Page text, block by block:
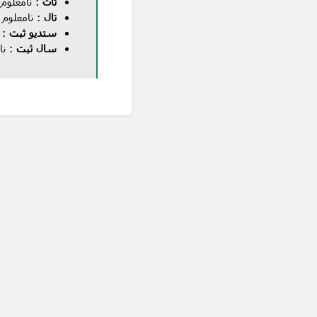
تال : نامعلوم
ستدیو ثبت :
سال ثبت :